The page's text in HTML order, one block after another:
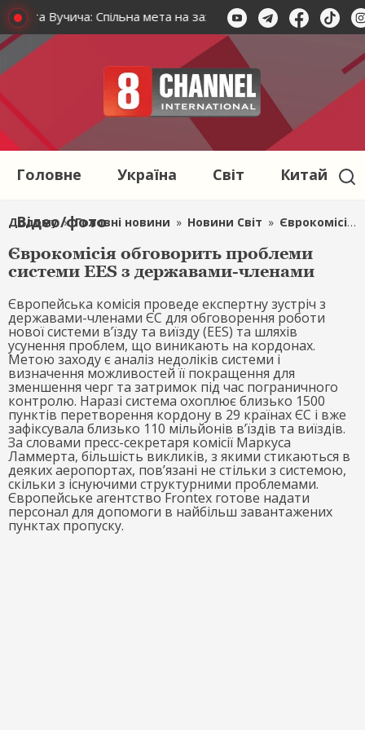
та Вучича: Спільна мета на захисті миру Зустріч
Головне Україна Світ Китай
Відео/фото
Додому » Головні новини » Новини Світ » Єврокомісія обговорить проблеми системи EES з державами-членами
Єврокомісія обговорить проблеми
системи EES з державами-членами
Європейська комісія проведе експертну зустріч з
державами-членами ЄС для обговорення роботи
нової системи в’їзду та виїзду (EES) та шляхів
усунення проблем, що виникають на кордонах.
Метою заходу є аналіз недоліків системи і
визначення можливостей її покращення для
зменшення черг та затримок під час пограничного
контролю. Наразі система охоплює близько 1500
пунктів перетворення кордону в 29 країнах ЄС і вже
зафіксувала близько 110 мільйонів в’їздів та виїздів.
За словами пресс-секретаря комісії Маркуса
Ламмерта, більшість викликів, з якими стикаються в
деяких аеропортах, пов’язані не стільки з системою,
скільки з існуючими структурними проблемами.
Європейське агентство Frontex готове надати
персонал для допомоги в найбільш завантажених
пунктах пропуску.